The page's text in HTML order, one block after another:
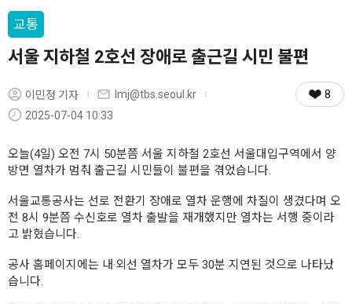
교통
서울 지하철 2호선 장애로 출근길 시민 불편
이민정 기자
lmj@tbs.seoul.kr
2025-07-04 10:33
8
오늘(4일) 오전 7시 50분쯤 서울 지하철 2호선 서울대입구역에서 양
방면 열차가 멈춰 출근길 시민들이 불편을 겪었습니다.
서울교통공사는 선로 전환기 장애로 열차 운행에 차질이 생겼다며 오
전 8시 9분쯤 수신호로 열차 출발을 재개했지만 열차는 서행 중이라
고 밝혔습니다.
공사 홈페이지에는 내·외선 열차가 모두 30분 지연된 것으로 나타났
습니다.